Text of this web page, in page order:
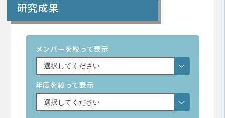
研究成果
メンバーを絞って表示
年度を絞って表示